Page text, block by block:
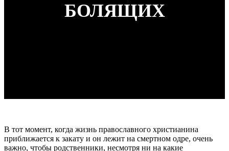
БОЛЯЩИХ
В тот момент, когда жизнь православного христианина
приближается к закату и он лежит на смертном одре, очень
важно, чтобы родственники, несмотря ни на какие